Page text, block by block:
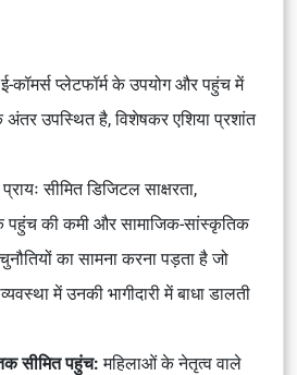
ई-कॉमर्स प्लेटफॉर्म के उपयोग और पहुंच में
अंतर उपस्थित है, विशेषकर एशिया प्रशांत
सीमित डिजिटल साक्षरता,
पहुंच की कमी और सामाजिक-सांस्कृतिक
का सामना करना पड़ता है जो
में उनकी भागीदारी में बाधा डालती
सीमित पहुंच:महिलाओं के नेतृत्व वाले